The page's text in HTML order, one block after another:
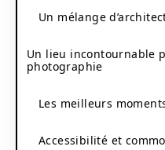
Un mélange
Un lieu incontournable
photographie
Les meilleurs
Accessibilité et